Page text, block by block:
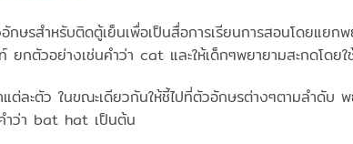
กษรสำหรับติดตู้เย็นเพื่อเป็นสื่อการเรียนการสอนโดยแย
ยกตัวอย่างเช่นคำว่า cat และให้เด็กๆพยายามสะกดโดยใ
ต่ละตัว ในขณะเดียวกันให้ชี้ไปที่ตัวอักษรต่างๆตามลำดับ
ำว่า bat hat เป็นต้น